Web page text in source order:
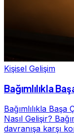
Kişisel Gelişim
Bağımlılıkla
Bağımlılıkla Başa
Nasıl Gelişir?
davranışa karşı